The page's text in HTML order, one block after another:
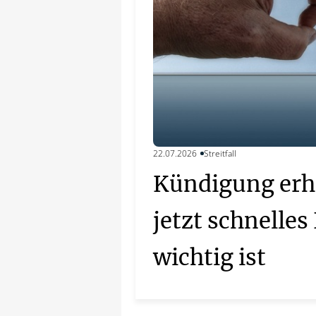
22.07.2026 Streitfall
Kündigung
jetzt schnelles
wichtig ist